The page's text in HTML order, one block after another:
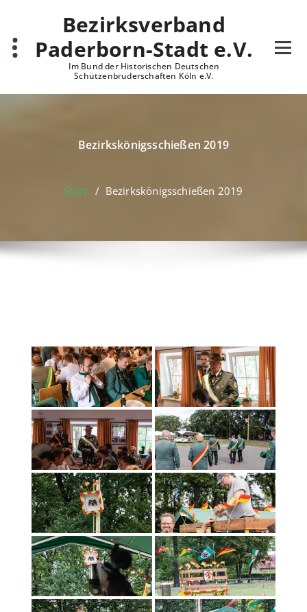
springen
Bezirksverband
Paderborn-Stadt e.V.
Im Bund der Historischen Deutschen
Schützenbruderschaften Köln e.V.
Bezirkskönigsschießen 2019
Start / Bezirkskönigsschießen 2019